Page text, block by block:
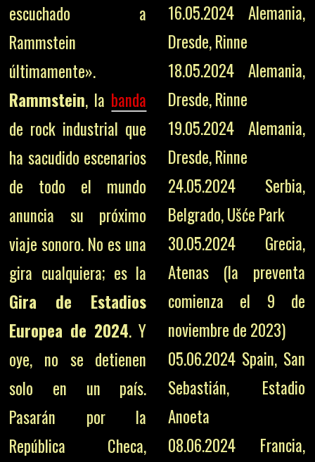
escuchado a
Rammstein
últimamente».
Rammstein, la banda
de rock industrial que
ha sacudido escenarios
de todo el mundo
anuncia su próximo
viaje sonoro. No es una
gira cualquiera; es la
Gira de Estadios
Europea de 2024. Y
oye, no se detienen
solo en un país.
Pasarán por la
República Checa,
16.05.2024 Alemania,
Dresde, Rinne
18.05.2024 Alemania,
Dresde, Rinne
19.05.2024 Alemania,
Dresde, Rinne
24.05.2024 Serbia,
Belgrado, Ušće Park
30.05.2024 Grecia,
Atenas (la preventa
comienza el 9 de
noviembre de 2023)
05.06.2024 Spain, San
Sebastián, Estadio
Anoeta
08.06.2024 Francia,